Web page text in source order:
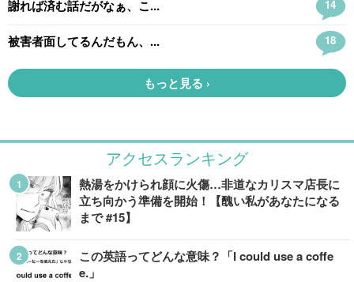
アクセスランキング
熱湯をかけられ顔に火傷…非道なカリスマ店長に
立ち向かう準備を開始！【醜い私があなたになる
まで #15】
この英語ってどんな意味？「I could use a coffe
e.」